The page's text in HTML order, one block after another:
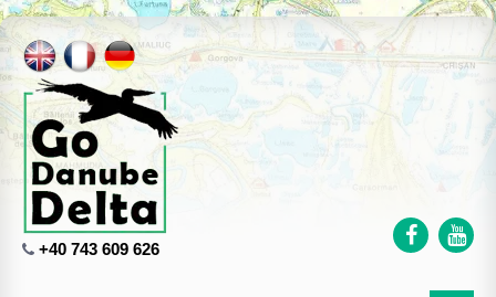
+40 743 609 626